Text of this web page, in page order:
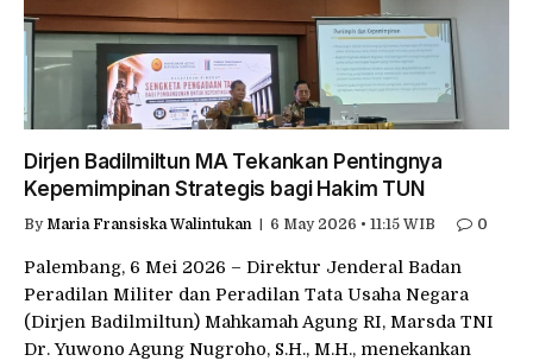
Dirjen Badilmiltun MA Tekankan Pentingnya
Kepemimpinan Strategis bagi Hakim TUN
By Maria Fransiska Walintukan 6 May 2026 • 11:15 WIB 0
Palembang, 6 Mei 2026 – Direktur Jenderal Badan
Peradilan Militer dan Peradilan Tata Usaha Negara
(Dirjen Badilmiltun) Mahkamah Agung RI, Marsda TNI
Dr. Yuwono Agung Nugroho, S.H., M.H., menekankan